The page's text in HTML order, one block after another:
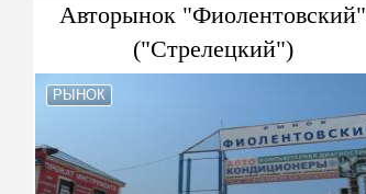
Авторынок "Фиолентовский"
("Стрелецкий")
РЫНОК